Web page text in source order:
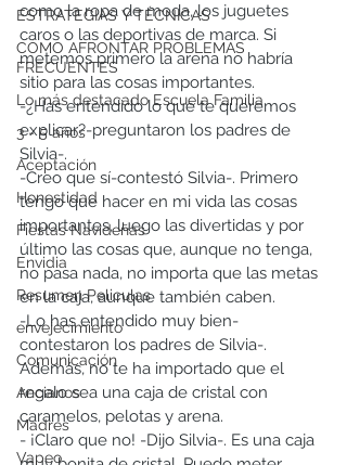
ESTRATEGIAS Y TÉCNICAS
CÓMO AFRONTAR PROBLEMAS
FRECUENTES
Lo más destacado Escuela Familia
3 - 5 años
Aceptación
Honestidad
Fiestas Navideñas
Envidia
Resumen Peliculas
envejecimiento
Comunicación
Ancianos
Madres
Vapeo
como la ropa de moda, los juguetes
caros o las deportivas de marca. Si
metemos primero la arena no habría
sitio para las cosas importantes.
-¿Has entendido lo que te queremos
explicar?-preguntaron los padres de
Silvia-.
-Creo que sí-contestó Silvia-. Primero
tengo que hacer en mi vida las cosas
importantes, luego las divertidas y por
último las cosas que, aunque no tenga,
no pasa nada, no importa que las metas
en la caja, aunque también caben.
-Lo has entendido muy bien-
contestaron los padres de Silvia-.
Además, no te ha importado que el
regalo sea una caja de cristal con
caramelos, pelotas y arena.
- ¡Claro que no! -Dijo Silvia-. Es una caja